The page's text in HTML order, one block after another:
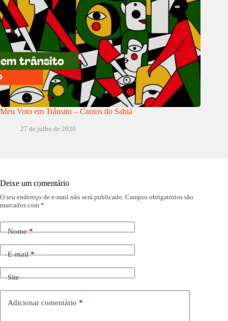
Meu Voto em Trânsito – Cantos do Sabiá
27 de julho de 2026
Deixe um comentário
O seu endereço de e-mail não será publicado. Campos obrigatórios são
marcados com *
Nome*
E-mail*
Site
Adicionar comentário *